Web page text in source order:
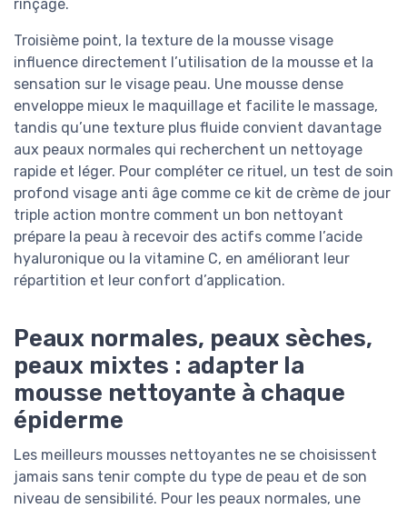
rinçage.
Troisième point, la texture de la mousse visage
influence directement l’utilisation de la mousse et la
sensation sur le visage peau. Une mousse dense
enveloppe mieux le maquillage et facilite le massage,
tandis qu’une texture plus fluide convient davantage
aux peaux normales qui recherchent un nettoyage
rapide et léger. Pour compléter ce rituel, un test de soin
profond visage anti âge comme ce kit de crème de jour
triple action montre comment un bon nettoyant
prépare la peau à recevoir des actifs comme l’acide
hyaluronique ou la vitamine C, en améliorant leur
répartition et leur confort d’application.
Peaux normales, peaux sèches,
peaux mixtes : adapter la
mousse nettoyante à chaque
épiderme
Les meilleurs mousses nettoyantes ne se choisissent
jamais sans tenir compte du type de peau et de son
niveau de sensibilité. Pour les peaux normales, une